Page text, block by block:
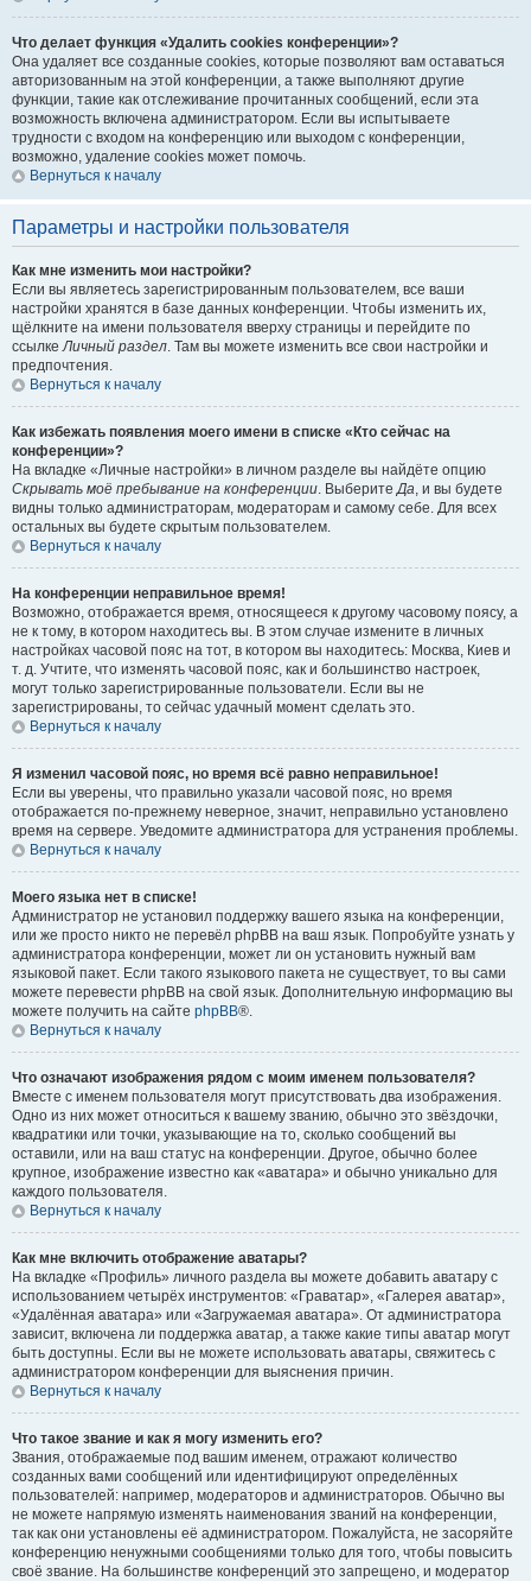
Что делает функция «Удалить cookies конференции»?
Она удаляет все созданные cookies, которые позволяют вам оставаться
авторизованным на этой конференции, а также выполняют другие
функции, такие как отслеживание прочитанных сообщений, если эта
возможность включена администратором. Если вы испытываете
трудности с входом на конференцию или выходом с конференции,
возможно, удаление cookies может помочь.
Вернуться к началу
Параметры и настройки пользователя
Как мне изменить мои настройки?
Если вы являетесь зарегистрированным пользователем, все ваши
настройки хранятся в базе данных конференции. Чтобы изменить их,
щёлкните на имени пользователя вверху страницы и перейдите по
ссылкеЛичный раздел. Там вы можете изменить все свои настройки и
предпочтения.
Вернуться к началу
Как избежать появления моего имени в списке «Кто сейчас на
конференции»?
На вкладке «Личные настройки» в личном разделе вы найдёте опцию
Скрывать моё пребывание на конференции. ВыберитеДа, и вы будете
видны только администраторам, модераторам и самому себе. Для всех
остальных вы будете скрытым пользователем.
Вернуться к началу
На конференции неправильное время!
Возможно, отображается время, относящееся к другому часовому поясу, а
не к тому, в котором находитесь вы. В этом случае измените в личных
настройках часовой пояс на тот, в котором вы находитесь: Москва, Киев и
т. д. Учтите, что изменять часовой пояс, как и большинство настроек,
могут только зарегистрированные пользователи. Если вы не
зарегистрированы, то сейчас удачный момент сделать это.
Вернуться к началу
Я изменил часовой пояс, но время всё равно неправильное!
Если вы уверены, что правильно указали часовой пояс, но время
отображается по-прежнему неверное, значит, неправильно установлено
время на сервере. Уведомите администратора для устранения проблемы.
Вернуться к началу
Моего языка нет в списке!
Администратор не установил поддержку вашего языка на конференции,
или же просто никто не перевёл phpBB на ваш язык. Попробуйте узнать у
администратора конференции, может ли он установить нужный вам
языковой пакет. Если такого языкового пакета не существует, то вы сами
можете перевести phpBB на свой язык. Дополнительную информацию вы
можете получить на сайте phpBB®.
Вернуться к началу
Что означают изображения рядом с моим именем пользователя?
Вместе с именем пользователя могут присутствовать два изображения.
Одно из них может относиться к вашему званию, обычно это звёздочки,
квадратики или точки, указывающие на то, сколько сообщений вы
оставили, или на ваш статус на конференции. Другое, обычно более
крупное, изображение известно как «аватара» и обычно уникально для
каждого пользователя.
Вернуться к началу
Как мне включить отображение аватары?
На вкладке «Профиль» личного раздела вы можете добавить аватару с
использованием четырёх инструментов: «Граватар», «Галерея аватар»,
«Удалённая аватара» или «Загружаемая аватара». От администратора
зависит, включена ли поддержка аватар, а также какие типы аватар могут
быть доступны. Если вы не можете использовать аватары, свяжитесь с
администратором конференции для выяснения причин.
Вернуться к началу
Что такое звание и как я могу изменить его?
Звания, отображаемые под вашим именем, отражают количество
созданных вами сообщений или идентифицируют определённых
пользователей: например, модераторов и администраторов. Обычно вы
не можете напрямую изменять наименования званий на конференции,
так как они установлены её администратором. Пожалуйста, не засоряйте
конференцию ненужными сообщениями только для того, чтобы повысить
своё звание. На большинстве конференций это запрещено, и модератор